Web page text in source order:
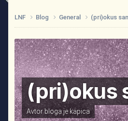
LNF Blog General (pri)okus
(pri)okus
Avtor bloga je kapica